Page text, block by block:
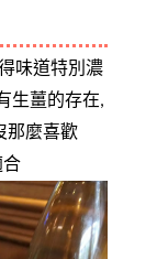
味道特別濃
生薑的存在,
那麼喜歡
合